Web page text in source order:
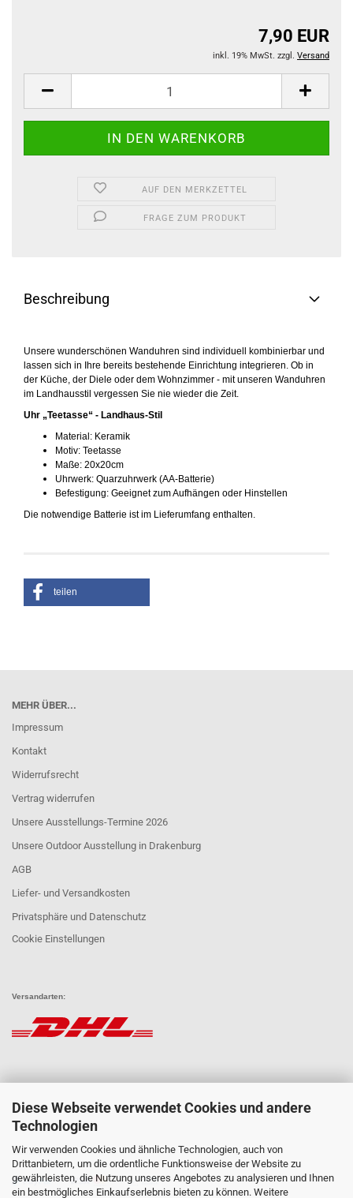
Diese Webseite verwendet Cookies und andere
Technologien
Wir verwenden Cookies und ähnliche Technologien, auch von
Drittanbietern, um die ordentliche Funktionsweise der Website zu
gewährleisten, die Nutzung unseres Angebotes zu analysieren und Ihnen
ein bestmögliches Einkaufserlebnis bieten zu können. Weitere
7,90 EUR
inkl. 19% MwSt. zzgl. Versand
AUF DEN MERKZETTEL
FRAGE ZUM PRODUKT
Beschreibung
Unsere wunderschönen Wanduhren sind individuell kombinierbar und
lassen sich in Ihre bereits bestehende Einrichtung integrieren. Ob in
der Küche, der Diele oder dem Wohnzimmer - mit unseren Wanduhren
im Landhausstil vergessen Sie nie wieder die Zeit.
Uhr „Teetasse“ - Landhaus-Stil
Material: Keramik
Motiv: Teetasse
Maße: 20x20cm
Uhrwerk: Quarzuhrwerk (AA-Batterie)
Befestigung: Geeignet zum Aufhängen oder Hinstellen
Die notwendige Batterie ist im Lieferumfang enthalten.
teilen
MEHR ÜBER...
Impressum
Kontakt
Widerrufsrecht
Vertrag widerrufen
Unsere Ausstellungs-Termine 2026
Unsere Outdoor Ausstellung in Drakenburg
AGB
Liefer- und Versandkosten
Privatsphäre und Datenschutz
Cookie Einstellungen
Versandarten:
Zahlungsarten: